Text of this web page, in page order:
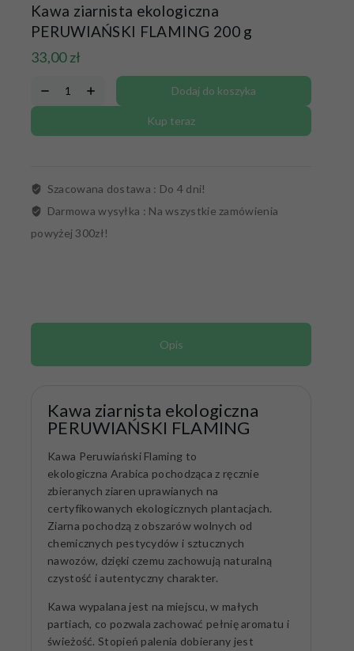
Kawa ziarnista ekologiczna
PERUWIAŃSKI FLAMING 200 g
33,00zł
Dodaj do koszyka
Kup teraz
Szacowana dostawa : Do 4 dni!
Darmowa wysyłka : Na wszystkie zamówienia
powyżej 300zł!
Opis
Kawa ziarnista ekologiczna
PERUWIAŃSKI FLAMING
Kawa Peruwiański Flaming to
ekologiczna Arabica pochodząca z ręcznie
zbieranych ziaren uprawianych na
certyfikowanych ekologicznych plantacjach.
Ziarna pochodzą z obszarów wolnych od
chemicznych pestycydów i sztucznych
nawozów, dzięki czemu zachowują naturalną
czystość i autentyczny charakter.
Kawa wypalana jest na miejscu, w małych
partiach, co pozwala zachować pełnię aromatu i
świeżość. Stopień palenia dobierany jest